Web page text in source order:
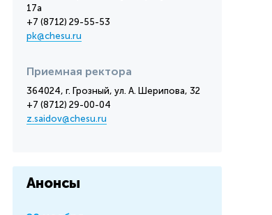
17а
+7 (8712) 29-55-53
pk@chesu.ru
Приемная ректора
364024, г. Грозный, ул. А. Шерипова, 32
+7 (8712) 29-00-04
z.saidov@chesu.ru
Анонсы